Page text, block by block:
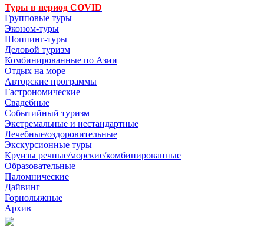
Туры в период COVID
Групповые туры
Эконом-туры
Шоппинг-туры
Деловой туризм
Комбинированные по Азии
Отдых на море
Авторские программы
Гастрономические
Свадебные
Событийный туризм
Экстремальные и нестандартные
Лечебные/оздоровительные
Экскурсионные туры
Круизы речные/морские/комбинированные
Образовательные
Паломнические
Дайвинг
Горнолыжные
Архив